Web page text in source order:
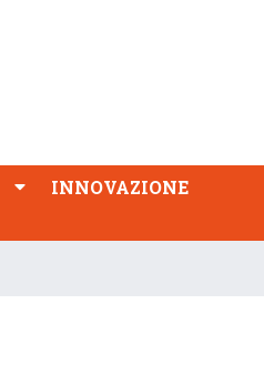
INNOVAZIONE